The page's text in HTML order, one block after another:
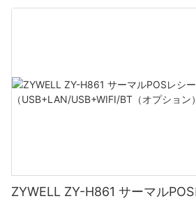
ZYWELL ZY-H861 サーマル